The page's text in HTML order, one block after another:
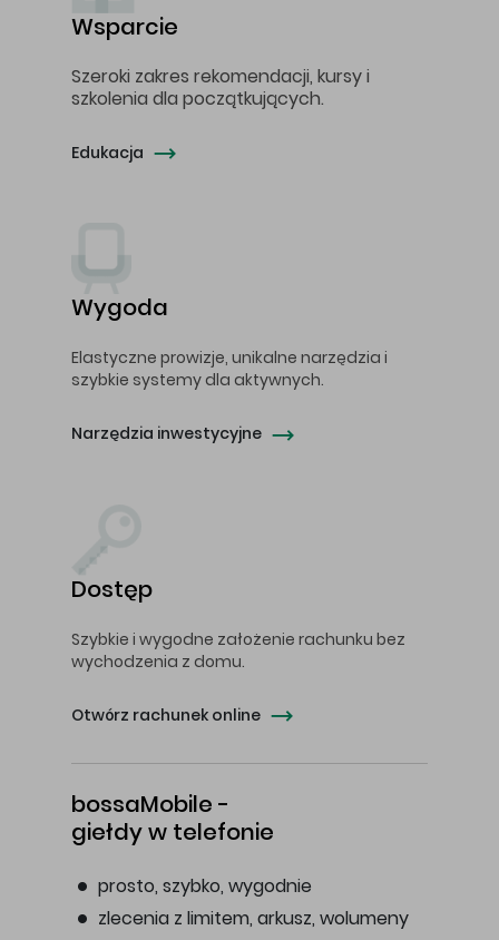
Wsparcie
Szeroki zakres rekomendacji, kursy i
szkolenia dla początkujących.
Edukacja
Wygoda
Elastyczne prowizje, unikalne narzędzia i
szybkie systemy dla aktywnych.
Narzędzia inwestycyjne
Dostęp
Szybkie i wygodne założenie rachunku bez
wychodzenia z domu.
Otwórz rachunek online
bossaMobile -
giełdy w telefonie
prosto, szybko, wygodnie
zlecenia z limitem, arkusz, wolumeny